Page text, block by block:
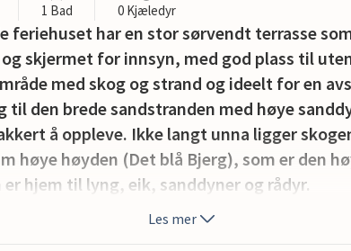
1 Bad 0 Kjæledyr
feriehuset har en stor sørvendt terrasse
skjermet for innsyn, med god plass til
med skog og strand og ideelt for en
til den brede sandstranden med høye
å oppleve. Ikke langt unna ligger
høye høyden (Det blå Bjerg), som er den
hjem til lyng, eik, sanddyner og rådyr.
Les mer